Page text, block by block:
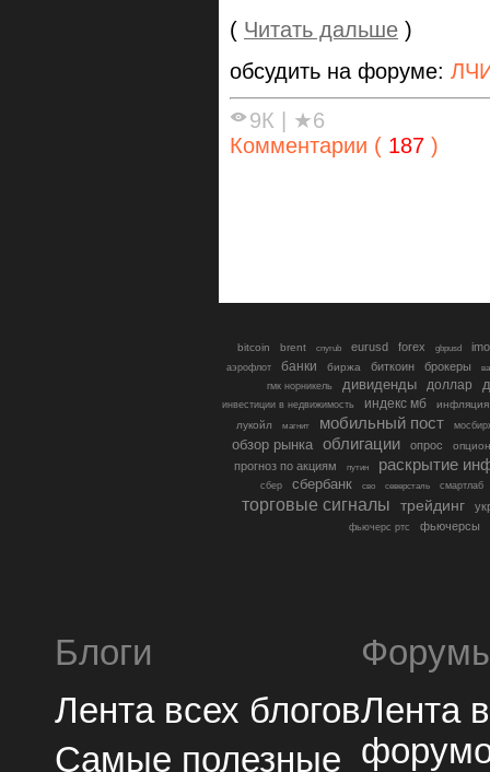
( Читать дальше )
обсудить на форуме:
9К
★6
Комментарии ( 187 )
bitcoin brent cnyrub eurusd forex gbpusd
аэрофлот банки биржа биткоин брокеры
гмк норникель
дивиденды доллар
инвестиции в недвижимость индекс мб
инфляция
лукойл
магнит мобильный пост
обзор рынка облигации опрос
прогноз по акциям путин раскрытие
сбер сбербанк сво северсталь смартлаб
торговые сигналы трейдинг
фьючерс ртс фьючерсы
Блоги
Лента всех блогов
Самые полезные
Лента